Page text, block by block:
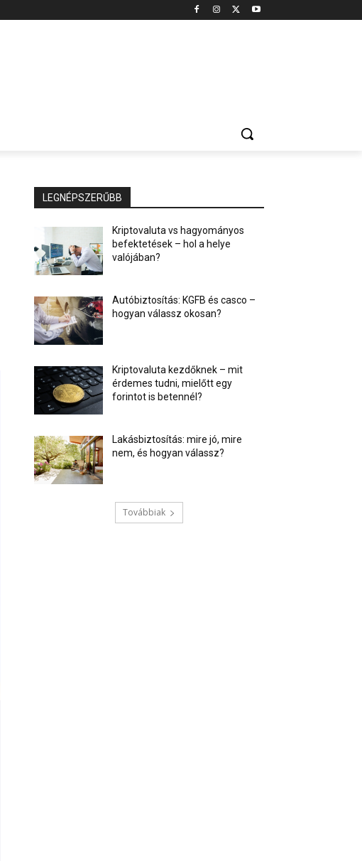
LEGNÉPSZERŰBB
Kriptovaluta vs hagyományos
befektetések – hol a helye
valójában?
Autóbiztosítás: KGFB és casco –
hogyan válassz okosan?
Kriptovaluta kezdőknek – mit
érdemes tudni, mielőtt egy
forintot is betennél?
Lakásbiztosítás: mire jó, mire
nem, és hogyan válassz?
Továbbiak